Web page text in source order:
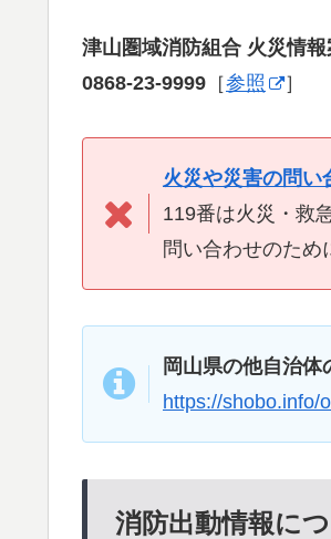
津山圏域消防組合 火災情報
0868-23-9999 ［参照 ］
火災や災害の問い
119番は火災・救
問い合わせのため
岡山県の他自治体
https://shobo.info/
消防出動情報に